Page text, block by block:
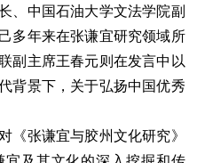
中国石油大学文法学院副
多年来在张谦宜研究领域所
副主席王春元则在发言中以
背景下，关于弘扬中国优秀
张谦宜与胶州文化研究》